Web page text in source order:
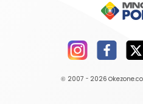
© 2007 - 2026